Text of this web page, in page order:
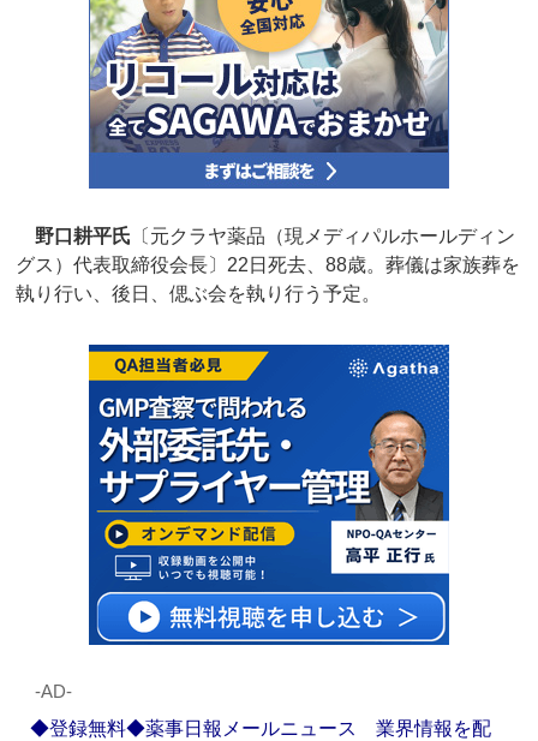
野口耕平氏 〔元クラヤ薬品（現メディパルホールディン
グス）代表取締役会長〕22日死去、88歳。葬儀は家族葬を
執り行い、後日、偲ぶ会を執り行う予定。
‐AD‐
◆登録無料◆薬事日報メールニュース 業界情報を配